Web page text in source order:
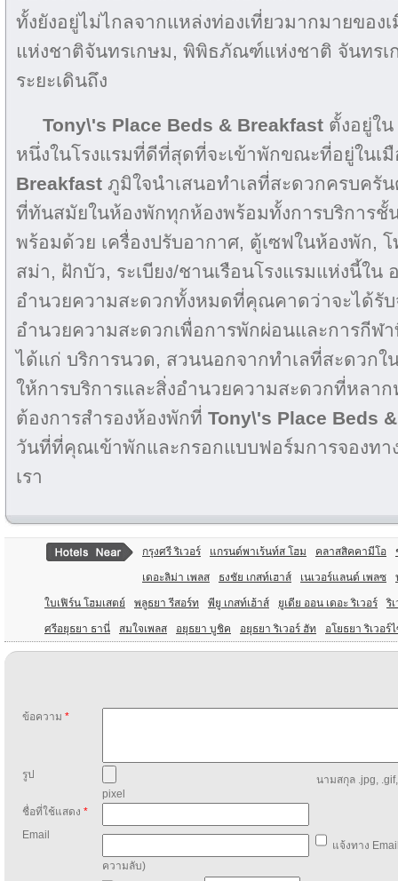
ทั้งยังอยู่ไม่ไกลจากแหล่งท่องเที่ยวมากมายขอ
แห่งชาติจันทรเกษม, พิพิธภัณฑ์แห่งชาติ จันทรเ
ระยะเดินถึง
Tony\'s Place Beds & Breakfast ตั้งอยู่ใน
หนึ่งในโรงแรมที่ดีที่สุดที่จะเข้าพักขณะที่อยู่ในเ
Breakfast ภูมิใจนำเสนอทำเลที่สะดวกครบครั
ที่ทันสมัยในห้องพักทุกห้องพร้อมทั้งการบริการชั้
พร้อมด้วย เครื่องปรับอากาศ, ตู้เซฟในห้องพัก,
สม่า, ฝักบัว, ระเบียง/ชานเรือนโรงแรมแห่งนี้ใน
อำนวยความสะดวกทั้งหมดที่คุณคาดว่าจะได้รับ
อำนวยความสะดวกเพื่อการพักผ่อนและการกีฬ
ได้แก่ บริการนวด, สวนนอกจากทำเลที่สะดวกใ
ให้การบริการและสิ่งอำนวยความสะดวกที่หลา
ต้องการสำรองห้องพักที่ Tony\'s Place Beds
วันที่ที่คุณเข้าพักและกรอกแบบฟอร์มการจองทา
เรา
กรุงศรี ริเวอร์ แกรนด์พาเร้นท์ส โฮม คลาสสิคคามีโอ
เดอะลิม่า เพลส ธงชัย เกสท์เฮาส์ เนเวอร์แลนด์ เพลซ
ใบเฟิร์น โฮมเสตย์ พลูธยา รีสอร์ท พียู เกสท์เฮ้าส์ ยูเดีย ออน เดอะ ริเวอร์ ริ
ศรีอยุธยา ธานี่ สมใจเพลส อยุธยา บูชิค อยุธยา ริเวอร์ ฮัท อโยธยา ริเวอร์
ข้อความ *
รูป
นามสกุล .jpg,
pixel
ชื่อที่ใช้แสดง *
Email
แจ้งทาง
ความลับ)